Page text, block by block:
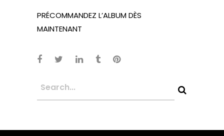
PRÉCOMMANDEZ L’ALBUM DÈS
MAINTENANT